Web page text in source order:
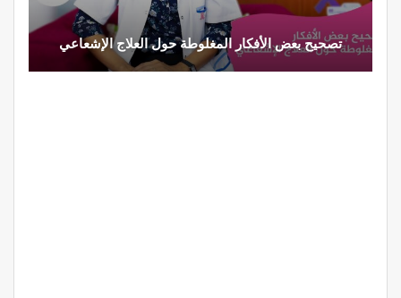
تصحيح بعض الأفكار المغلوطة حول العلاج الإشعاعي